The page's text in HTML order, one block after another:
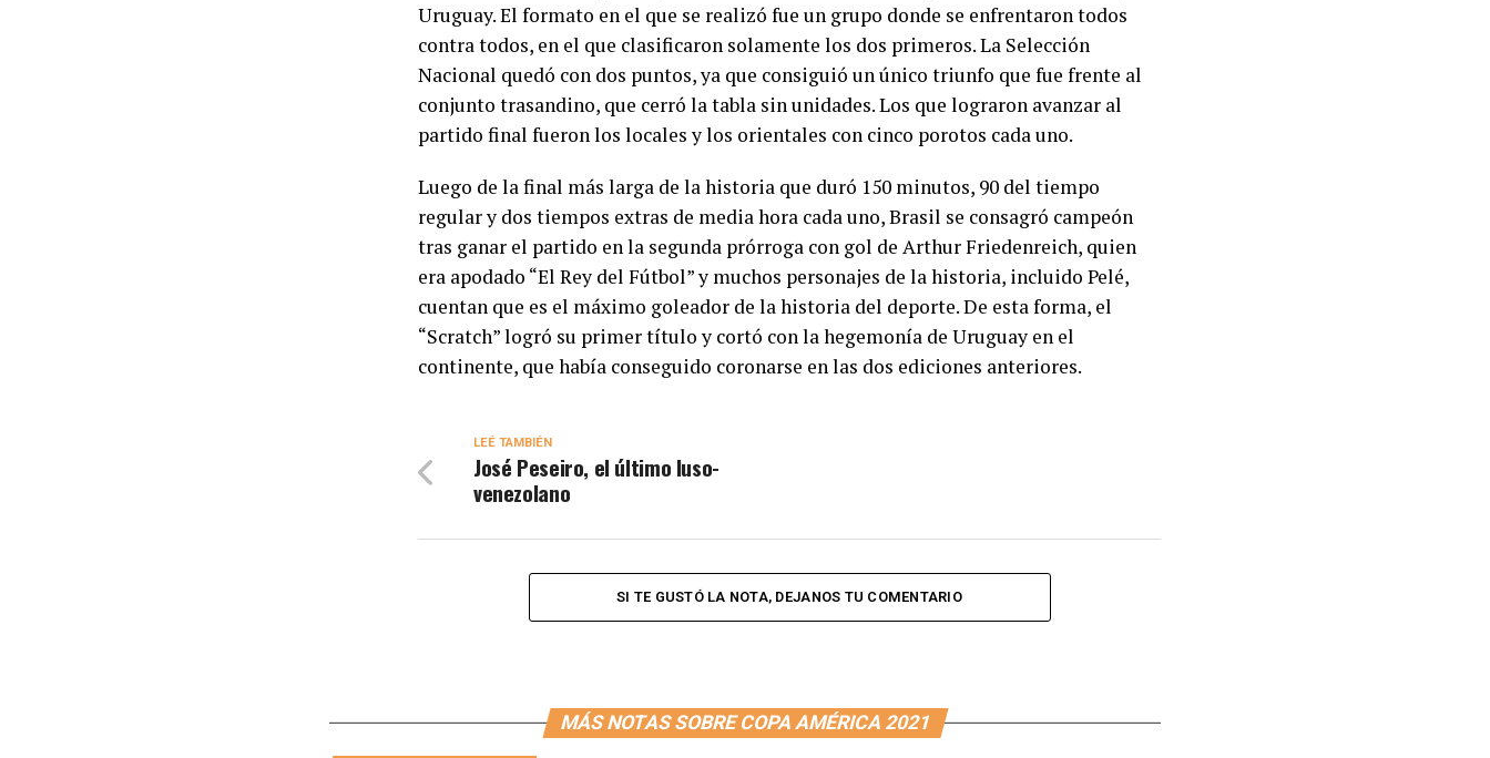
Uruguay. El formato en el que se realizó fue un grupo donde se enfrentaron todos
contra todos, en el que clasificaron solamente los dos primeros. La Selección
Nacional quedó con dos puntos, ya que consiguió un único triunfo que fue frente al
conjunto trasandino, que cerró la tabla sin unidades. Los que lograron avanzar al
partido final fueron los locales y los orientales con cinco porotos cada uno.
Luego de la final más larga de la historia que duró 150 minutos, 90 del tiempo
regular y dos tiempos extras de media hora cada uno, Brasil se consagró campeón
tras ganar el partido en la segunda prórroga con gol de Arthur Friedenreich, quien
era apodado “El Rey del Fútbol” y muchos personajes de la historia, incluido Pelé,
cuentan que es el máximo goleador de la historia del deporte. De esta forma, el
“Scratch” logró su primer título y cortó con la hegemonía de Uruguay en el
continente, que había conseguido coronarse en las dos ediciones anteriores.
LEÉ TAMBIÉN
José Peseiro, el último luso-
venezolano
SI TE GUSTÓ LA NOTA, DEJANOS TU COMENTARIO
MÁS NOTAS SOBRE COPA AMÉRICA 2021